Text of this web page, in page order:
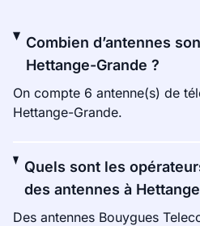
Combien d’antennes
Hettange-Grande ?
On compte 6 antenne(s) de
Hettange-Grande.
Quels sont les
des antennes à
Des antennes Bouygues